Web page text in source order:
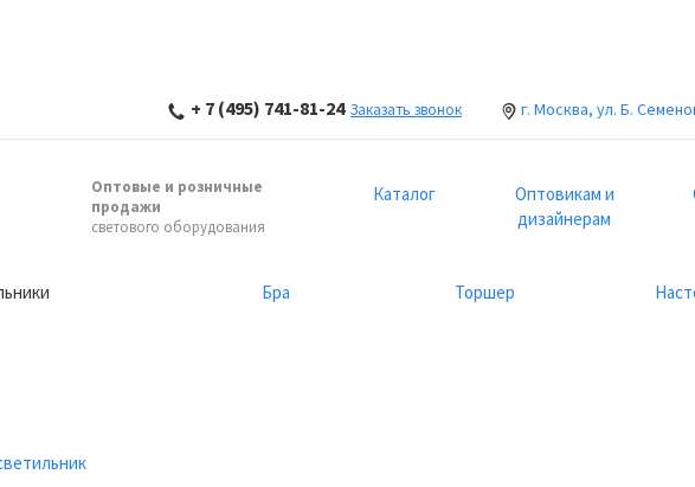
+ 7 (495) 741-81-24 Заказать звонок г. Москва, ул. Б.
Оптовые и розничные
продажи
светового оборудования
Каталог
Оптовикам и
дизайнерам
Бра Торшер